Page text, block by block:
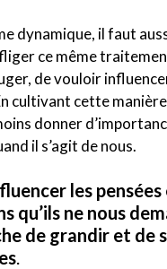
dynamique, il faut
ce même
de vouloir
cultivant cette
donner
il s’agit de nous.
les
qu’ils ne nous
de grandir et de